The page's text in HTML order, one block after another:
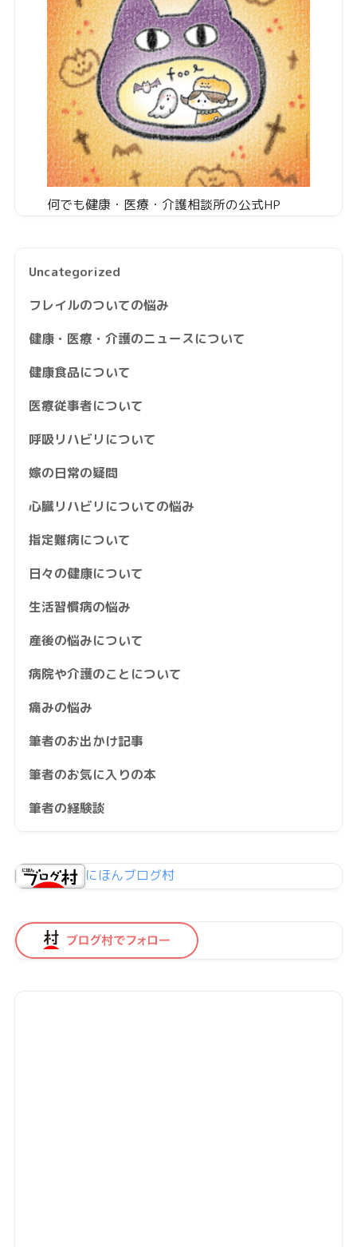
何でも健康・医療・介護相談所の公式HP
Uncategorized
フレイルのついての悩み
健康・医療・介護のニュースについて
健康食品について
医療従事者について
呼吸リハビリについて
嫁の日常の疑問
心臓リハビリについての悩み
指定難病について
日々の健康について
生活習慣病の悩み
産後の悩みについて
病院や介護のことについて
痛みの悩み
筆者のお出かけ記事
筆者のお気に入りの本
筆者の経験談
にほんブログ村